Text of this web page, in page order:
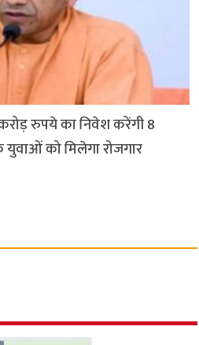
रुपये का निवेश करेंगी 8
को मिलेगा रोजगार